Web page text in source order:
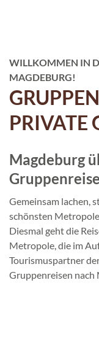
WILLKOMMEN IN
MAGDEBURG!
PRIVATE
Magdeburg
Gemeinsam lachen,
schönsten
Diesmal geht die
Metropole, die im
Tourismuspartner
Gruppenreisen nach